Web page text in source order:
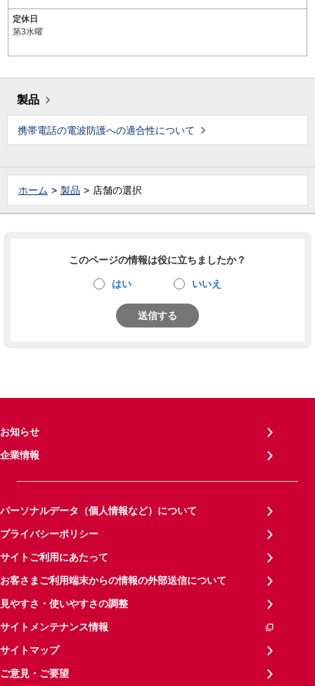
定休日
第3水曜
製品
携帯電話の電波防護への適合性について
ホーム 製品 店舗の選択
このページの情報は役に立ちましたか？
はい いいえ
送信する
お知らせ
企業情報
パーソナルデータ（個人情報など）について
プライバシーポリシー
サイトご利用にあたって
お客さまご利用端末からの情報の外部送信について
見やすさ・使いやすさの調整
サイトメンテナンス情報
サイトマップ
ご意見・ご要望